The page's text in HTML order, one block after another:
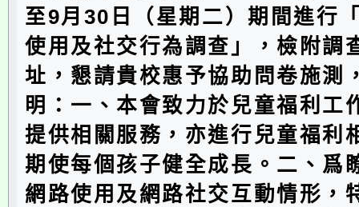
至9月30日（星期二）期間進行
使用及社交行為調查」，檢附調
址，懇請貴校惠予協助問卷施測
明：一、本會致力於兒童福利工
提供相關服務，亦進行兒童福利
期使每個孩子健全成長。二、爲
網路使用及網路社交互動情形，